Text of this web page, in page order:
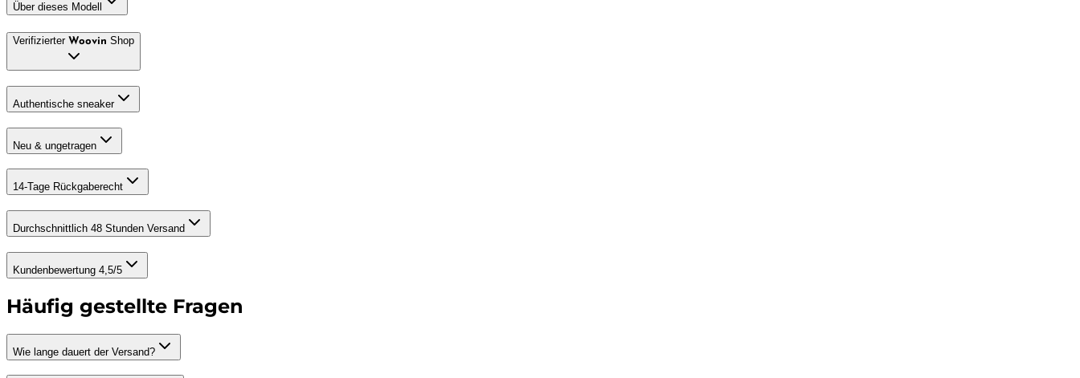
Über dieses Modell
Verifizierter Woovin Shop
Authentische sneaker
Neu & ungetragen
14-Tage Rückgaberecht
Durchschnittlich 48 Stunden Versand
Kundenbewertung 4,5/5
Häufig gestellte Fragen
Wie lange dauert der Versand?